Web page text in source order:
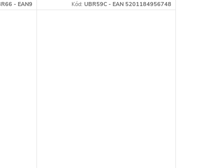
- EAN9 Kód: UBR59C - EAN 5201184956748